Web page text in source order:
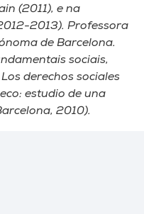
(2011), e na
2013). Professora
de Barcelona.
sociais,
derechos sociales
estudio de una
2010).